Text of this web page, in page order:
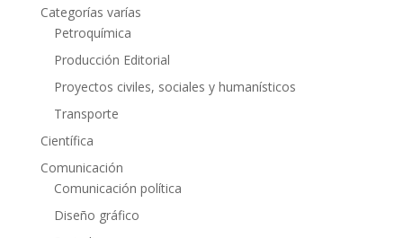
Categorías varías
Petroquímica
Producción Editorial
Proyectos civiles, sociales y humanísticos
Transporte
Científica
Comunicación
Comunicación política
Diseño gráfico